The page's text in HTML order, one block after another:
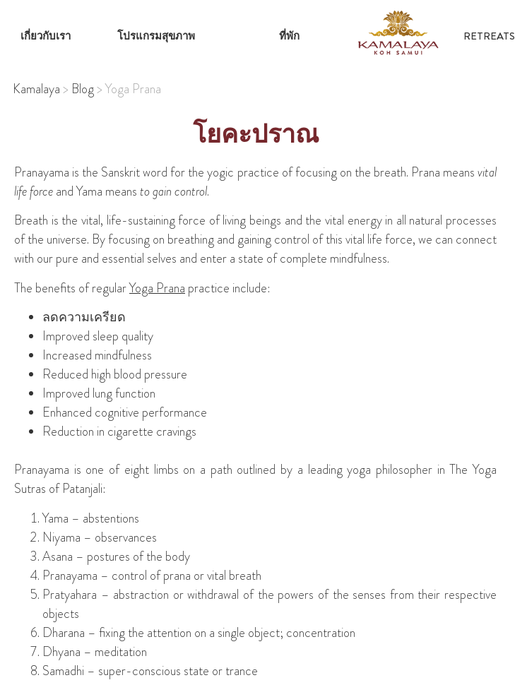
เกี่ยวกับเรา โปรแกรมสุขภาพ ที่พัก RETREATS
Kamalaya> Blog>Yoga Prana
โยคะปราณ
Pranayama is the Sanskrit word for the yogic practice of focusing on the breath. Prana meansvital
life forceand Yama means to gain control.
Breath is the vital, life-sustaining force of living beings and the vital energy in all natural processes
of the universe. By focusing on breathing and gaining control of this vital life force, we can connect
with our pure and essential selves and enter a state of complete mindfulness.
The benefits of regularYoga Prana practice include:
ลดความเครียด
Improved sleep quality
Increased mindfulness
Reduced high blood pressure
Improved lung function
Enhanced cognitive performance
Reduction in cigarette cravings
Pranayama is one of eight limbs on a path outlined by a leading yoga philosopher in The Yoga
Sutras of Patanjali:
Yama – abstentions
Niyama – observances
Asana – postures of the body
Pranayama – control of prana or vital breath
Pratyahara – abstraction or withdrawal of the powers of the senses from their respective
objects
Dharana – fixing the attention on a single object; concentration
Dhyana – meditation
Samadhi – super-conscious state or trance